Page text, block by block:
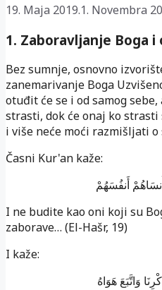
19. Maja 2019.1. Novembra
1. Zaboravljanje Boga
Bez sumnje, osnovno
zanemarivanje Boga
otuđit će se i od samog
strasti, dok će onaj ko
i više neće moći razmišljati
Časni Kur'an kaže:
أَنفُسَهُمْ
I ne budite kao oni koji su
zaborave… (El-Hašr, 19)
I kaže:
وَاتَّبَعَ هَوَاهُ